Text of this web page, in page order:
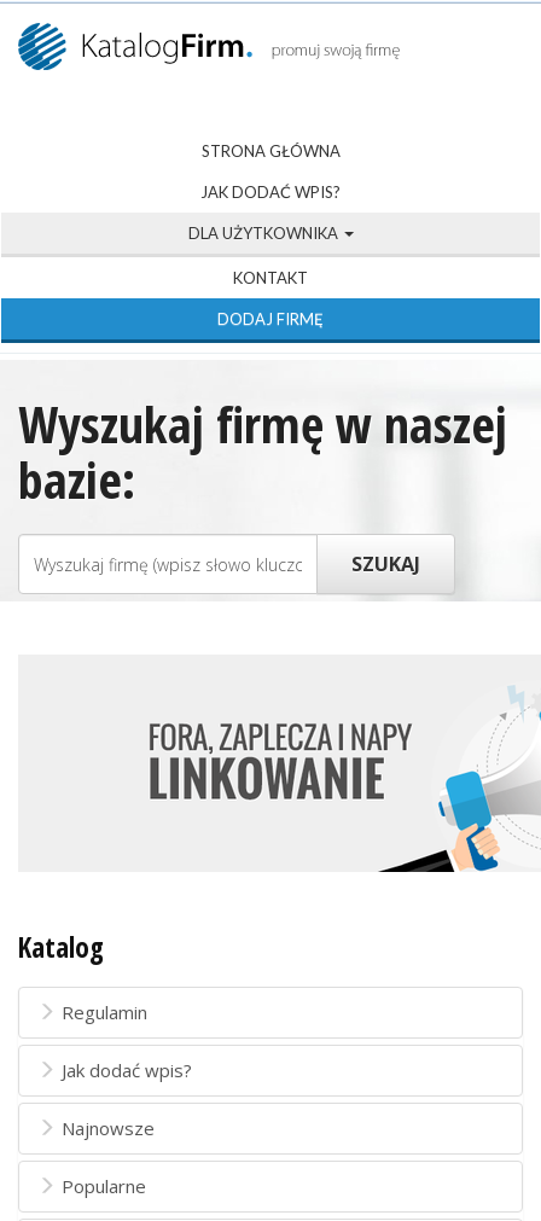
STRONA GŁÓWNA
JAK DODAĆ WPIS?
DLA UŻYTKOWNIKA
KONTAKT
DODAJ FIRMĘ
Wyszukaj firmę w naszej
bazie:
Katalog
Regulamin
Jak dodać wpis?
Najnowsze
Popularne